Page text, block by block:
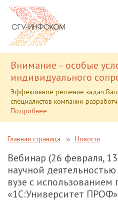
Внимание – особые
индивидуального
Эффективное решение задач
специалистов компании-
Подробнее
Главная страница Новости
Вебинар (26 февраля,
научной
вузе с использованием
«1С:Университет ПРОФ»